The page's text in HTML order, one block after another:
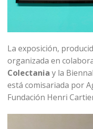
La exposición,
organizada en
Colectania y la
está comisariada por
Fundación Henri